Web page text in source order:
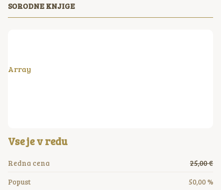
SORODNE KNJIGE
Array
Vse je v redu
Redna cena
25,00 €
Popust
50,00 %